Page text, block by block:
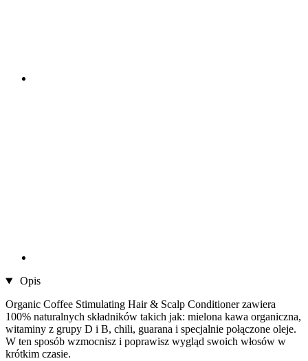
Opis
Organic Coffee Stimulating Hair & Scalp Conditioner zawiera
100% naturalnych składników takich jak: mielona kawa organiczna,
witaminy z grupy D i B, chili, guarana i specjalnie połączone oleje.
W ten sposób wzmocnisz i poprawisz wygląd swoich włosów w
krótkim czasie.